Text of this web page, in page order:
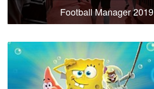
Football Manager 2019